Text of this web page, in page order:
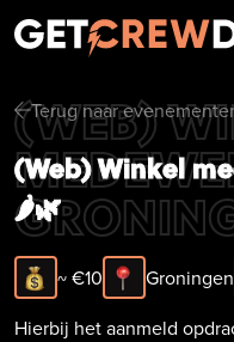
arrow-leftTerug naar
(Web) Winkel
🌶️🌿
~ €10 Groningen
Hierbij het aanmeld
(WEB)